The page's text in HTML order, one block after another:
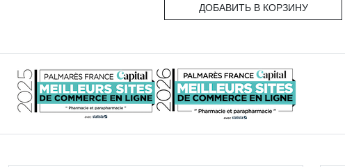
ДОБАВИТЬ В КОРЗИНУ